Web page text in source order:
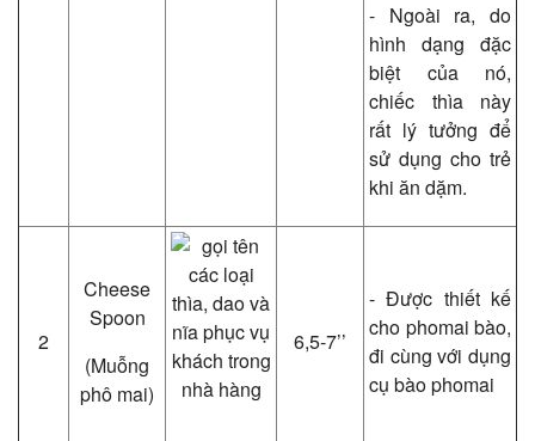
- Ngoài ra, do
hình dạng đặc
biệt của nó,
chiếc thìa này
rất lý tưởng để
sử dụng cho trẻ
khi ăn dặm.
2
Cheese
Spoon
(Muỗng
phô mai)
6,5-7’’
- Được thiết kế
cho phomai bào,
đi cùng với dụng
cụ bào phomai